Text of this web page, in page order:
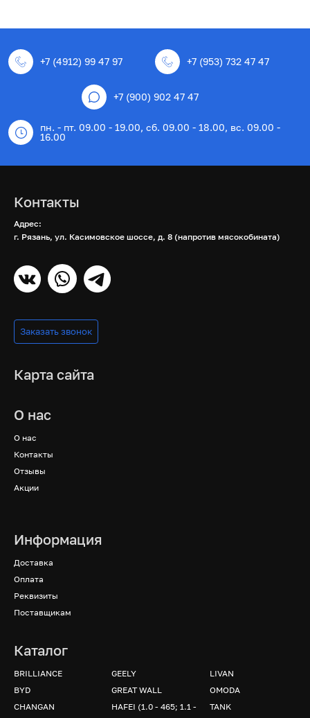
+7 (4912) 99 47 97 +7 (953) 732 47 47
+7 (900) 902 47 47
пн. - пт. 09.00 - 19.00, сб. 09.00 - 18.00, вс. 09.00 -
16.00
Контакты
Адрес:
г. Рязань, ул. Касимовское шоссе, д. 8 (напротив мясокобината)
Заказать звонок
Карта сайта
О нас
О нас
Контакты
Отзывы
Акции
Информация
Доставка
Оплата
Реквизиты
Поставщикам
Каталог
BRILLIANCE
BYD
CHANGAN
GEELY
GREAT WALL
HAFEI (1.0 - 465; 1.1 -
LIVAN
OMODA
TANK